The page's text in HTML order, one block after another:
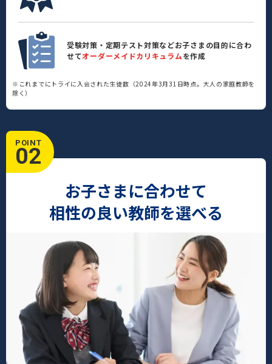
受験対策・定期テスト対策などお子さまの目的に合わ
せてオーダーメイドカリキュラムを作成
※これまでにトライに入会された生徒数（2024年3月31日時点。大人の家庭教師を
除く）
POINT
02
お子さまに合わせて
相性の良い教師を選べる